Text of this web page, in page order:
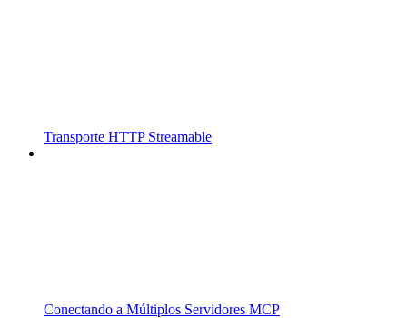
Transporte HTTP Streamable
Conectando a Múltiplos Servidores MCP